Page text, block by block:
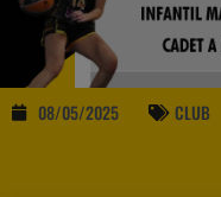
08/05/2025 CLUB